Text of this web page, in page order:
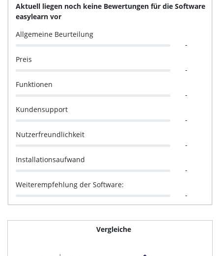
Aktuell liegen noch keine Bewertungen für die Software
easylearn vor
Allgemeine Beurteilung
-
Preis
-
Funktionen
-
Kundensupport
-
Nutzerfreundlichkeit
-
Installationsaufwand
-
Weiterempfehlung der Software:
-
Vergleiche